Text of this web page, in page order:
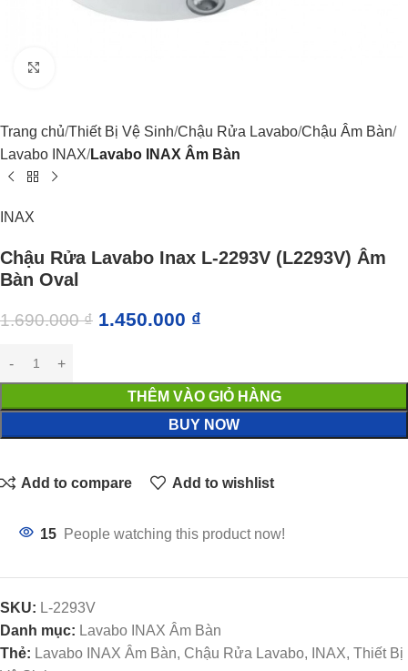
Trang chủ Thiết Bị Vệ Sinh Chậu Rửa Lavabo Chậu Âm Bàn
Lavabo INAX Lavabo INAX Âm Bàn
INAX
Chậu Rửa Lavabo Inax L-2293V (L2293V) Âm
Bàn Oval
1.690.000₫ 1.450.000 ₫
THÊM VÀO GIỎ HÀNG
BUY NOW
Add to compare Add to wishlist
15 People watching this product now!
SKU: L-2293V
Danh mục: Lavabo INAX Âm Bàn
Thẻ: Lavabo INAX Âm Bàn, Chậu Rửa Lavabo, INAX, Thiết Bị